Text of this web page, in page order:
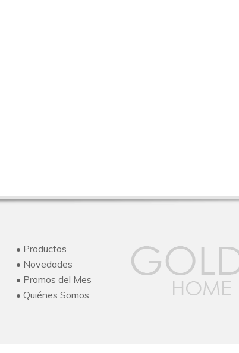
• Productos
• Novedades
• Promos del Mes
• Quiénes Somos